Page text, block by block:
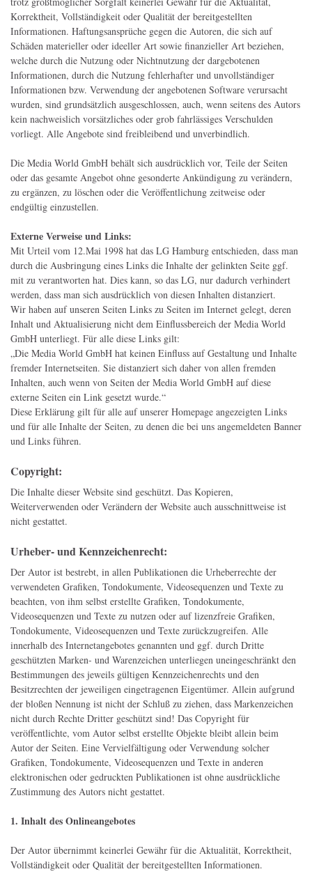
Korrektheit, Vollständigkeit oder Qualität der bereitgestellten
Informationen. Haftungsansprüche gegen die Autoren, die sich auf
Schäden materieller oder ideeller Art sowie finanzieller Art beziehen,
welche durch die Nutzung oder Nichtnutzung der dargebotenen
Informationen, durch die Nutzung fehlerhafter und unvollständiger
Informationen bzw. Verwendung der angebotenen Software verursacht
wurden, sind grundsätzlich ausgeschlossen, auch, wenn seitens des Autors
kein nachweislich vorsätzliches oder grob fahrlässiges Verschulden
vorliegt. Alle Angebote sind freibleibend und unverbindlich.
Die Media World GmbH behält sich ausdrücklich vor, Teile der Seiten
oder das gesamte Angebot ohne gesonderte Ankündigung zu verändern,
zu ergänzen, zu löschen oder die Veröffentlichung zeitweise oder
endgültig einzustellen.
Externe Verweise und Links:
Mit Urteil vom 12.Mai 1998 hat das LG Hamburg entschieden, dass man
durch die Ausbringung eines Links die Inhalte der gelinkten Seite ggf.
mit zu verantworten hat. Dies kann, so das LG, nur dadurch verhindert
werden, dass man sich ausdrücklich von diesen Inhalten distanziert.
Wir haben auf unseren Seiten Links zu Seiten im Internet gelegt, deren
Inhalt und Aktualisierung nicht dem Einflussbereich der Media World
GmbH unterliegt. Für alle diese Links gilt:
„Die Media World GmbH hat keinen Einfluss auf Gestaltung und Inhalte
fremder Internetseiten. Sie distanziert sich daher von allen fremden
Inhalten, auch wenn von Seiten der Media World GmbH auf diese
externe Seiten ein Link gesetzt wurde.“
Diese Erklärung gilt für alle auf unserer Homepage angezeigten Links
und für alle Inhalte der Seiten, zu denen die bei uns angemeldeten Banner
und Links führen.
Copyright:
Die Inhalte dieser Website sind geschützt. Das Kopieren,
Weiterverwenden oder Verändern der Website auch ausschnittweise ist
nicht gestattet.
Urheber- und Kennzeichenrecht:
Der Autor ist bestrebt, in allen Publikationen die Urheberrechte der
verwendeten Grafiken, Tondokumente, Videosequenzen und Texte zu
beachten, von ihm selbst erstellte Grafiken, Tondokumente,
Videosequenzen und Texte zu nutzen oder auf lizenzfreie Grafiken,
Tondokumente, Videosequenzen und Texte zurückzugreifen. Alle
innerhalb des Internetangebotes genannten und ggf. durch Dritte
geschützten Marken- und Warenzeichen unterliegen uneingeschränkt den
Bestimmungen des jeweils gültigen Kennzeichenrechts und den
Besitzrechten der jeweiligen eingetragenen Eigentümer. Allein aufgrund
der bloßen Nennung ist nicht der Schluß zu ziehen, dass Markenzeichen
nicht durch Rechte Dritter geschützt sind! Das Copyright für
veröffentlichte, vom Autor selbst erstellte Objekte bleibt allein beim
Autor der Seiten. Eine Vervielfältigung oder Verwendung solcher
Grafiken, Tondokumente, Videosequenzen und Texte in anderen
elektronischen oder gedruckten Publikationen ist ohne ausdrückliche
Zustimmung des Autors nicht gestattet.
1. Inhalt des Onlineangebotes
Der Autor übernimmt keinerlei Gewähr für die Aktualität, Korrektheit,
Vollständigkeit oder Qualität der bereitgestellten Informationen.